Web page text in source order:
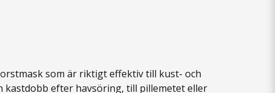
som är riktigt effektiv till kust- och
kastdobb efter havsöring, till pillemetet eller